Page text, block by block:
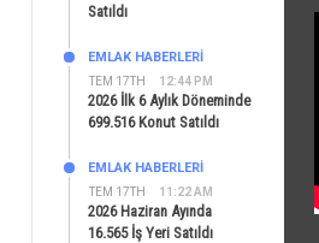
Satıldı
TEM 17TH 12:44 PM
EMLAK HABERLERI
2026 İlk 6 Aylık Döneminde
699.516 Konut Satıldı
TEM 17TH 11:22 AM
EMLAK HABERLERI
2026 Haziran Ayında
16.565 İş Yeri Satıldı